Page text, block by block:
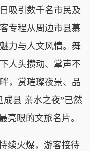
吸引数千名市民及
专程从周边市县慕
力与人文风情。舞
人头攒动、掌声不
，赏璀璨夜景、品
县 亲水之夜”已然
亮眼的文旅名片。
续火爆，游客接待